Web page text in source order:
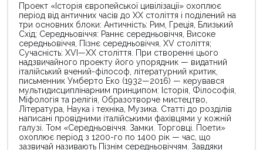
Проект «Історія європейської цивілізації» охоплює
період від античних часів до ХХ століття і поділений на
три основних блоки: Античність: Рим, Греція, Близький
Схід; Середньовіччя: Раннє середньовіччя, Високе
середньовіччя, Пізнє середньовіччя, XV століття;
Сучасність: XVI—XХ століття. При створенні цього
надзвичайного проекту його упорядник — видатний
італійський вчений-філософ, літературний критик,
письменник Умберто Еко (1932—2016) — керувався
мультидисциплінарним принципом: Історія, Філософія,
Міфологія та релігія, Образотворче мистецтво,
Література, Наука і техніка, Музика. Статті до розділів
написані провідними італійськими фахівцями у кожній
галузі. Том «Середньовіччя. Замки. Торговці. Поети»
охоплює період з 1200-го по 1400 рік — час, що
зазвичай називають Пізнім середньовіччям. Завдяки